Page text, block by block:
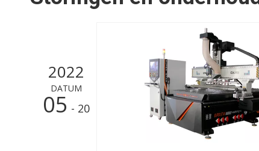
2022
DATUM
05 - 20